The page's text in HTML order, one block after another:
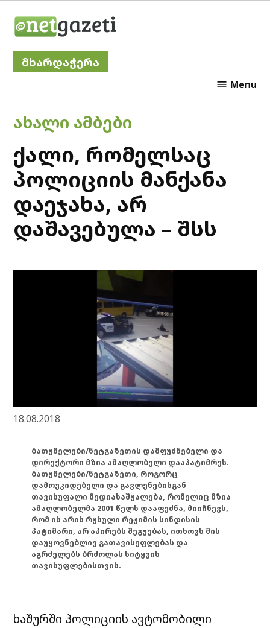
მხარდაჭერა
Menu
POSTED
IN
ᲐᲮᲐᲚᲘ ᲐᲛᲑᲔᲑᲘ
ქალი, რომელსაც
პოლიციის მანქანა
დაეჯახა, არ
დაშავებულა – შსს
18.08.2018
ბათუმელები/ნეტგაზეთის დამფუძნებელი და
დირექტორი მზია ამაღლობელი დააპატიმრეს.
ბათუმელები/ნეტგაზეთი, როგორც
დამოუკიდებელი და გავლენებისგან
თავისუფალი მედიასაშუალება, რომელიც მზია
ამაღლობელმა 2001 წელს დააფუძნა, მიიჩნევს,
რომ ის არის რუსული რეჟიმის სინდისის
პატიმარი, არ აპირებს შეგუებას, ითხოვს მის
დაუყოვნებლივ გათავისუფლებას და
აგრძელებს ბრძოლას სიტყვის
თავისუფლებისთვის.
ხაშურში პოლიციის ავტომობილი